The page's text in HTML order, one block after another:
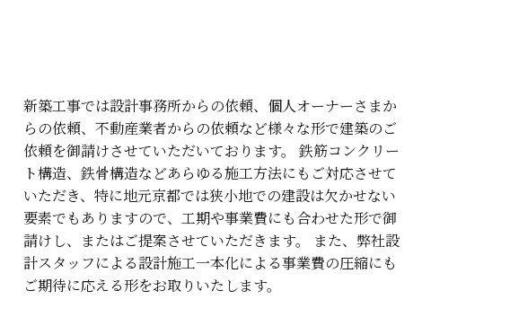
新築工事では設計事務所からの依頼、個人オーナーさまか
らの依頼、不動産業者からの依頼など様々な形で建築のご
依頼を御請けさせていただいております。 鉄筋コンクリー
ト構造、鉄骨構造などあらゆる施工方法にもご対応させて
いただき、特に地元京都では狭小地での建設は欠かせない
要素でもありますので、工期や事業費にも合わせた形で御
請けし、またはご提案させていただきます。 また、弊社設
計スタッフによる設計施工一本化による事業費の圧縮にも
ご期待に応える形をお取りいたします。